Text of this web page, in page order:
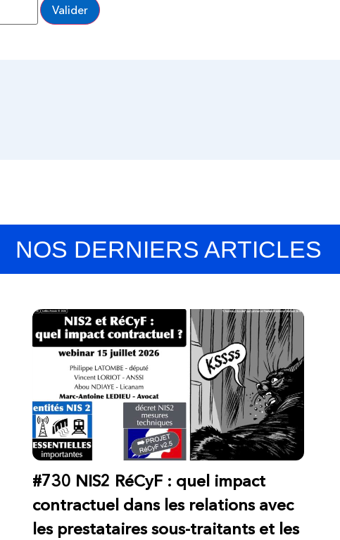
NOS DERNIERS ARTICLES
#730 NIS2 RéCyF : quel impact
contractuel dans les relations avec
les prestataires sous-traitants et les